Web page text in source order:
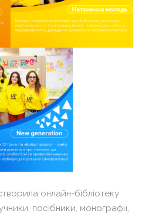
онлайн-бібліотеку
посібники, монографії,